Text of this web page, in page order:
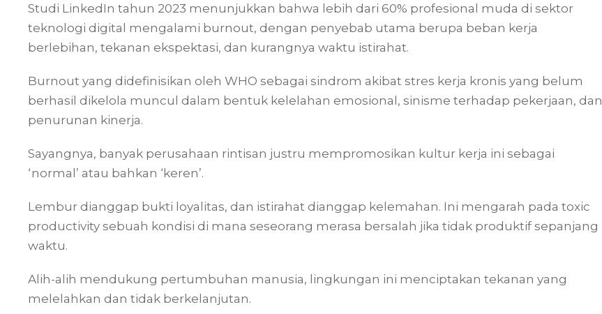
Studi LinkedIn tahun 2023 menunjukkan bahwa lebih dari 60% profesional muda di sektor
teknologi digital mengalami burnout, dengan penyebab utama berupa beban kerja
berlebihan, tekanan ekspektasi, dan kurangnya waktu istirahat.
Burnout yang didefinisikan oleh WHO sebagai sindrom akibat stres kerja kronis yang belum
berhasil dikelola muncul dalam bentuk kelelahan emosional, sinisme terhadap pekerjaan, dan
penurunan kinerja.
Sayangnya, banyak perusahaan rintisan justru mempromosikan kultur kerja ini sebagai
‘normal’ atau bahkan ‘keren’.
Lembur dianggap bukti loyalitas, dan istirahat dianggap kelemahan. Ini mengarah pada toxic
productivity sebuah kondisi di mana seseorang merasa bersalah jika tidak produktif sepanjang
waktu.
Alih-alih mendukung pertumbuhan manusia, lingkungan ini menciptakan tekanan yang
melelahkan dan tidak berkelanjutan.